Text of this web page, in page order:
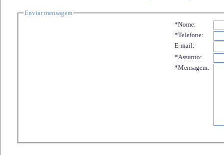
Enviar mensagem
*Nome:
*Telefone:
E-mail:
*Assunto:
*Mensagem: